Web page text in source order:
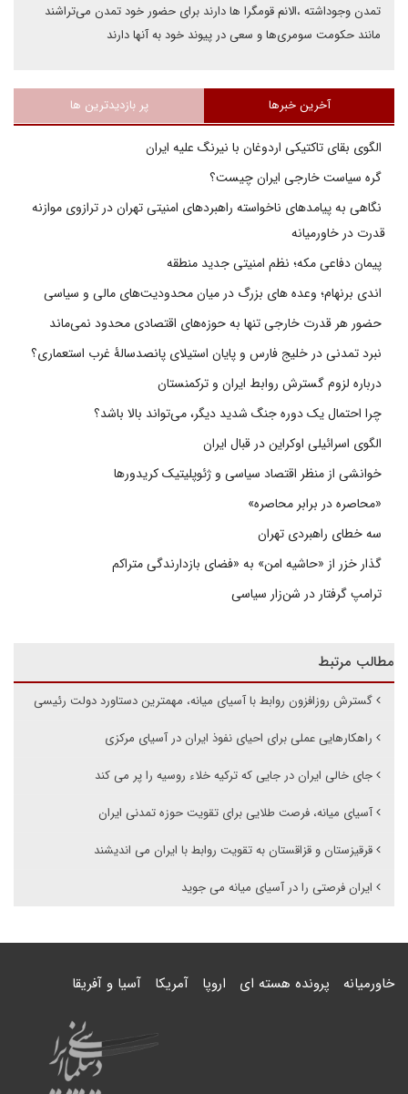
تمدن وجوداشته ،الانم قومگرا ها دارند برای حضور خود تمدن می‌تراشند
مانند حکومت سومری‌ها و سعی در پیوند خود به آنها دارند
آخرین خبرها پر بازدیدترین ها
الگوی بقای تاکتیکی اردوغان با نیرنگ علیه ایران
گره سیاست خارجی ایران چیست؟
نگاهی به پیامدهای ناخواسته راهبردهای امنیتی تهران در ترازوی موازنه
قدرت در خاورمیانه
پیمان دفاعی مکه؛ نظم امنیتی جدید منطقه
اندی برنهام؛ وعده های بزرگ در میان محدودیت‌های مالی و سیاسی
حضور هر قدرت خارجی تنها به حوزه‌های اقتصادی محدود نمی‌ماند
نبرد تمدنی در خلیج فارس و پایان استیلای پانصدسالۀ غرب استعماری؟
درباره لزوم گسترش روابط ایران و ترکمنستان
چرا احتمال یک دوره جنگ شدید دیگر، می‌تواند بالا باشد؟
الگوی اسرائیلی اوکراین در قبال ایران
خوانشی از منظر اقتصاد سیاسی و ژئوپلیتیک کریدورها
«محاصره در برابر محاصره»
سه خطای راهبردی تهران
گذار خزر از «حاشیه امن» به «فضای بازدارندگی متراکم
ترامپ گرفتار در شن‌زار سیاسی
مطالب مرتبط
گسترش روزافزون روابط با آسیای میانه، مهمترین دستاورد دولت رئیسی
راهکارهایی عملی برای احیای نفوذ ایران در آسیای مرکزی
جای خالی ایران در جایی که ترکیه خلاء روسیه را پر می کند
آسیای میانه، فرصت طلایی برای تقویت حوزه تمدنی ایران
قرقیزستان و قزاقستان به تقویت روابط با ایران می اندیشند
ایران فرصتی را در آسیای میانه می جوید
خاورمیانه پرونده هسته ای اروپا آمریکا آسیا و آفریقا